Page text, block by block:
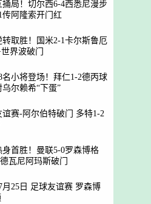
捅局！切尔西6-4西悉尼漫步
阿隆索开门红
转取胜！国米2-1卡尔斯鲁厄
界波破门
名小将登场！拜仁1-2德丙球
尔赖希“下蛋”
谊赛-阿尔伯特破门 多特1-2
身首胜！曼联5-0罗森博格
瓦尼阿玛斯破门
月25日 足球友谊赛 罗森博